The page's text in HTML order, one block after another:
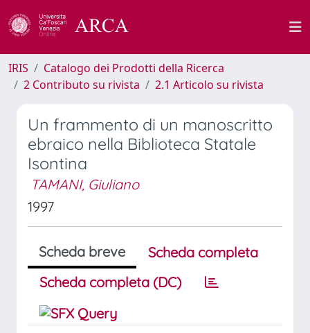
IRIS
Catalogo dei Prodotti della Ricerca
2 Contributo su rivista
2.1 Articolo su rivista
Un frammento di un manoscritto
ebraico nella Biblioteca Statale
Isontina
TAMANI, Giuliano
1997
Scheda breve
Scheda completa
Scheda completa (DC)